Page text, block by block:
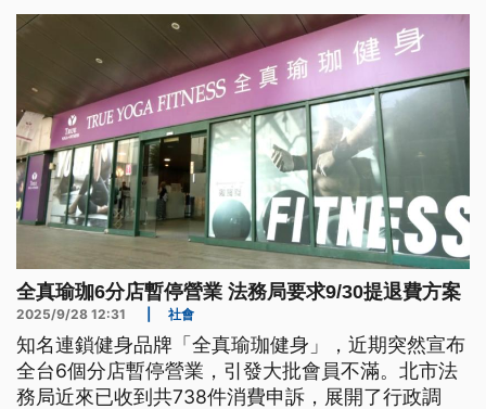
消費者權益。
全真瑜珈6分店暫停營業 法務局要求9/30提退費方案
2025/9/28 12:31 社會
知名連鎖健身品牌「全真瑜珈健身」，近期突然宣布
全台6個分店暫停營業，引發大批會員不滿。北市法
務局近來已收到共738件消費申訴，展開了行政調